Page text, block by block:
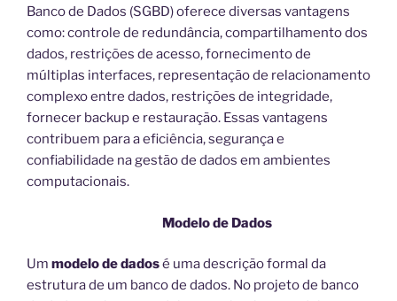
Banco de Dados (SGBD) oferece diversas vantagens
como: controle de redundância, compartilhamento dos
dados, restrições de acesso, fornecimento de
múltiplas interfaces, representação de relacionamento
complexo entre dados, restrições de integridade,
fornecer backup e restauração. Essas vantagens
contribuem para a eficiência, segurança e
confiabilidade na gestão de dados em ambientes
computacionais.
Modelo de Dados
Um modelo de dadosé uma descrição formal da
estrutura de um banco de dados. No projeto de banco